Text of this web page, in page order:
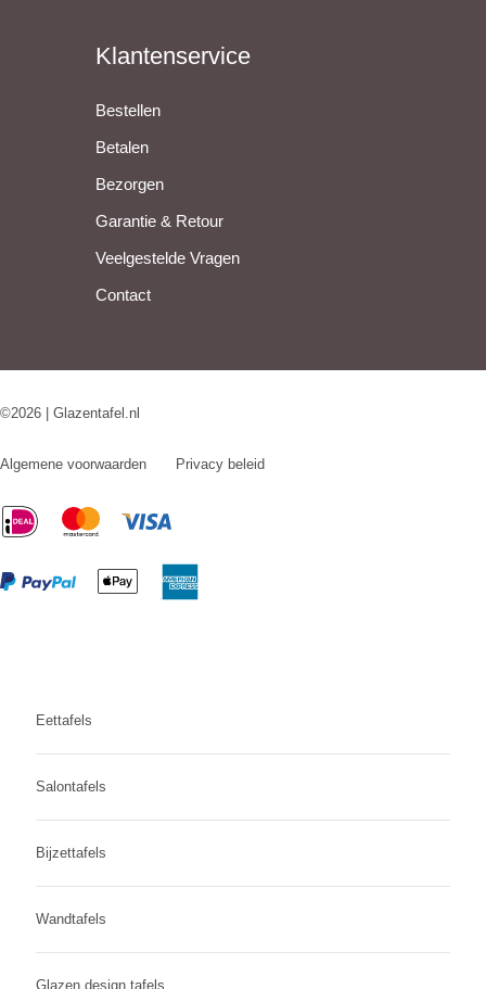
Klantenservice
Bestellen
Betalen
Bezorgen
Garantie & Retour
Veelgestelde Vragen
Contact
©2026 | Glazentafel.nl
Algemene voorwaarden Privacy beleid
Eettafels
Salontafels
Bijzettafels
Wandtafels
Glazen design tafels